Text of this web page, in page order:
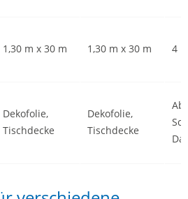
1,30 m x 30 m 1,30 m x 30 m 4
Dekofolie,
Tischdecke
Dekofolie,
Tischdecke